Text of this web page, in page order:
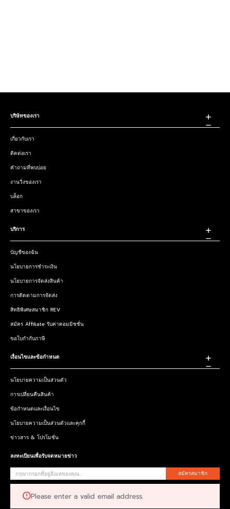
บริษัทของเรา
เกี่ยวกับเรา
ติดต่อเรา
คำถามที่พบบ่อย
งานวิ่งของเรา
บล็อก
สาขาของเรา
บริการ
บัญชีของฉัน
นโยบายการชำระเงิน
นโยบายการจัดส่งสินค้า
การติดตามการจัดส่ง
สิทธิพิเศษสมาชิก REV
สมัคร Affiliate รับค่าคอมมิชชั่น
ขอใบกำกับภาษี
เงื่อนไขและข้อกำหนด
นโยบายความเป็นส่วนตัว
การเปลี่ยนคืนสินค้า
ข้อกำหนดและเงื่อนไข
นโยบายความเป็นส่วนตัวและคุกกี้
ข่าวสาร & โปรโมชั่น
ลงทะเบียนเพื่อรับจดหมายข่าว
สมัครสมาชิก
Please enter a valid email address.